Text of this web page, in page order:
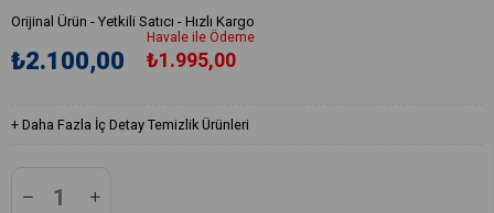
Orijinal Ürün - Yetkili Satıcı - Hızlı Kargo
₺2.100,00
Havale ile Ödeme
₺1.995,00
+ Daha Fazla İç Detay Temizlik Ürünleri